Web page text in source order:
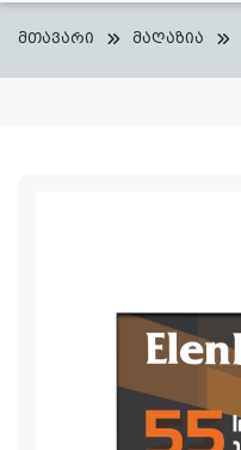
მთავარი მაღაზია